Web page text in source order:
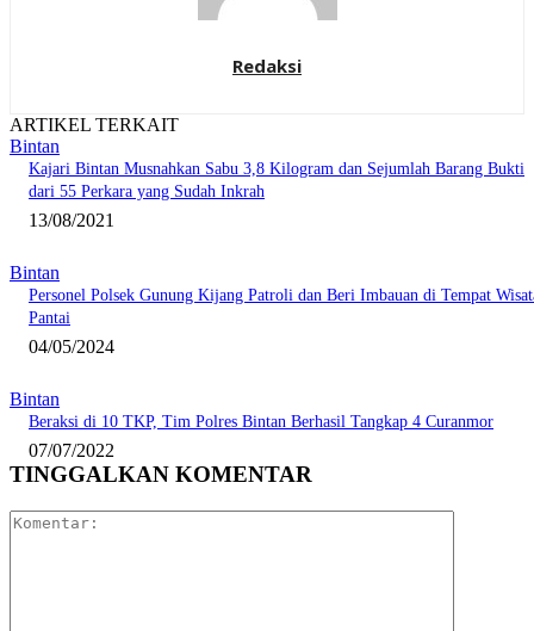
Redaksi
ARTIKEL TERKAIT
Bintan
Kajari Bintan Musnahkan Sabu 3,8 Kilogram dan Sejumlah Barang Bukti
dari 55 Perkara yang Sudah Inkrah
13/08/2021
Bintan
Personel Polsek Gunung Kijang Patroli dan Beri Imbauan di Tempat
Pantai
04/05/2024
Bintan
Beraksi di 10 TKP, Tim Polres Bintan Berhasil Tangkap 4 Curanmor
07/07/2022
TINGGALKAN KOMENTAR